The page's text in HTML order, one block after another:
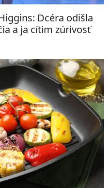
Dcéra odišla
a ja cítim zúrivosť